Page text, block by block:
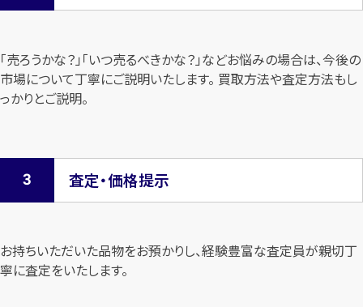
「売ろうかな？」「いつ売るべきかな？」などお悩みの場合は、今後の
市場について丁寧にご説明いたします。 買取方法や査定方法もし
っかりとご説明。
査定・価格提示
お持ちいただいた品物をお預かりし、経験豊富な査定員が親切丁
寧に査定をいたします。